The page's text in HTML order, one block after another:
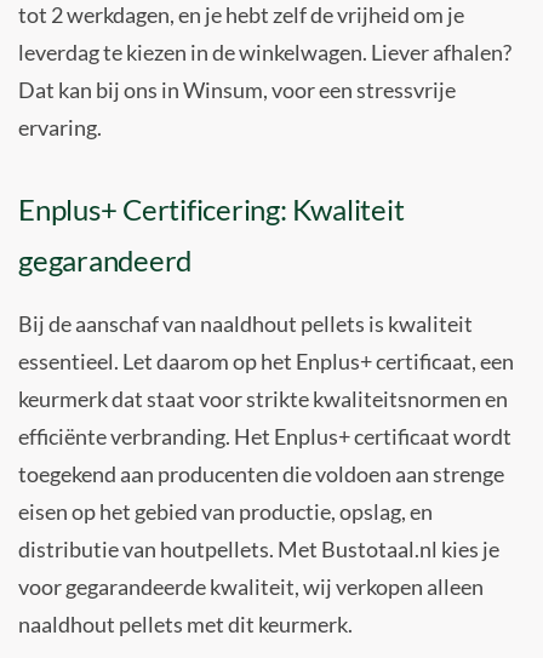
tot 2 werkdagen, en je hebt zelf de vrijheid om je
leverdag te kiezen in de winkelwagen. Liever afhalen?
Dat kan bij ons in Winsum, voor een stressvrije
ervaring.
Enplus+ Certificering: Kwaliteit
gegarandeerd
Bij de aanschaf van naaldhout pellets is kwaliteit
essentieel. Let daarom op het Enplus+ certificaat, een
keurmerk dat staat voor strikte kwaliteitsnormen en
efficiënte verbranding. Het Enplus+ certificaat wordt
toegekend aan producenten die voldoen aan strenge
eisen op het gebied van productie, opslag, en
distributie van houtpellets. Met Bustotaal.nl kies je
voor gegarandeerde kwaliteit, wij verkopen alleen
naaldhout pellets met dit keurmerk.